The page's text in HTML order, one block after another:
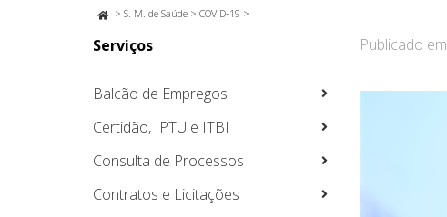
> S. M. de Saúde > COVID-19 >
Publicado em
Serviços
Balcão de Empregos
Certidão, IPTU e ITBI
Consulta de Processos
Contratos e Licitações